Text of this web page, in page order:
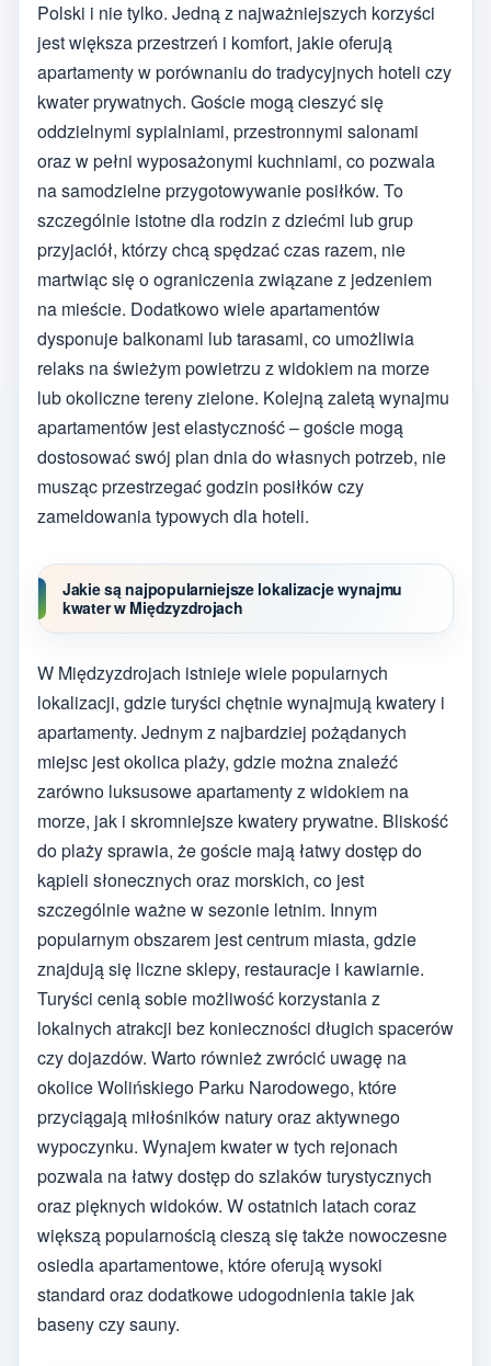
Polski i nie tylko. Jedną z najważniejszych korzyści
jest większa przestrzeń i komfort, jakie oferują
apartamenty w porównaniu do tradycyjnych hoteli czy
kwater prywatnych. Goście mogą cieszyć się
oddzielnymi sypialniami, przestronnymi salonami
oraz w pełni wyposażonymi kuchniami, co pozwala
na samodzielne przygotowywanie posiłków. To
szczególnie istotne dla rodzin z dziećmi lub grup
przyjaciół, którzy chcą spędzać czas razem, nie
martwiąc się o ograniczenia związane z jedzeniem
na mieście. Dodatkowo wiele apartamentów
dysponuje balkonami lub tarasami, co umożliwia
relaks na świeżym powietrzu z widokiem na morze
lub okoliczne tereny zielone. Kolejną zaletą wynajmu
apartamentów jest elastyczność – goście mogą
dostosować swój plan dnia do własnych potrzeb, nie
musząc przestrzegać godzin posiłków czy
zameldowania typowych dla hoteli.
Jakie są najpopularniejsze lokalizacje wynajmu
kwater w Międzyzdrojach
W Międzyzdrojach istnieje wiele popularnych
lokalizacji, gdzie turyści chętnie wynajmują kwatery i
apartamenty. Jednym z najbardziej pożądanych
miejsc jest okolica plaży, gdzie można znaleźć
zarówno luksusowe apartamenty z widokiem na
morze, jak i skromniejsze kwatery prywatne. Bliskość
do plaży sprawia, że goście mają łatwy dostęp do
kąpieli słonecznych oraz morskich, co jest
szczególnie ważne w sezonie letnim. Innym
popularnym obszarem jest centrum miasta, gdzie
znajdują się liczne sklepy, restauracje i kawiarnie.
Turyści cenią sobie możliwość korzystania z
lokalnych atrakcji bez konieczności długich spacerów
czy dojazdów. Warto również zwrócić uwagę na
okolice Wolińskiego Parku Narodowego, które
przyciągają miłośników natury oraz aktywnego
wypoczynku. Wynajem kwater w tych rejonach
pozwala na łatwy dostęp do szlaków turystycznych
oraz pięknych widoków. W ostatnich latach coraz
większą popularnością cieszą się także nowoczesne
osiedla apartamentowe, które oferują wysoki
standard oraz dodatkowe udogodnienia takie jak
baseny czy sauny.